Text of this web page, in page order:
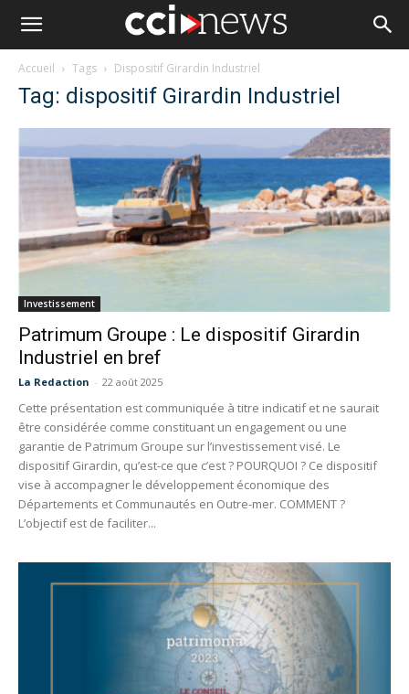
Accueil Tags Dispositif Girardin Industriel
Tag: dispositif Girardin Industriel
Investissement
Patrimum Groupe : Le dispositif Girardin
Industriel en bref
La Redaction - 22 août 2025
Cette présentation est communiquée à titre indicatif et ne saurait
être considérée comme constituant un engagement ou une
garantie de Patrimum Groupe sur l’investissement visé. Le
dispositif Girardin, qu’est-ce que c’est ? POURQUOI ? Ce dispositif
vise à accompagner le développement économique des
Départements et Communautés en Outre-mer. COMMENT ?
L’objectif est de faciliter...